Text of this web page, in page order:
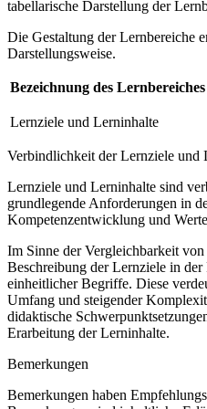
tabellarische Darstellung der
Die Gestaltung der Lernbereiche
Darstellungsweise.
Bezeichnung des Lernbereiches
Lernziele und Lerninhalte
Verbindlichkeit der Lernziele und
Lernziele und Lerninhalte sind
grundlegende Anforderungen in
Kompetenzentwicklung und
Im Sinne der Vergleichbarkeit
Beschreibung der Lernziele in
einheitlicher Begriffe. Diese
Umfang und steigender
didaktische
Erarbeitung der Lerninhalte.
Bemerkungen
Bemerkungen haben